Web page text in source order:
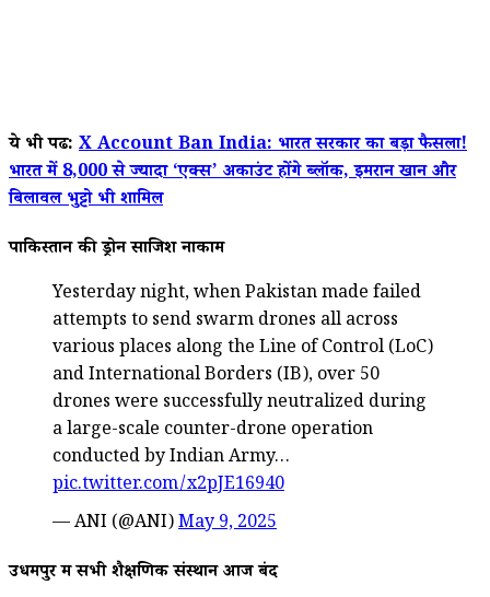
ये भी पढें: X Account Ban India: भारत सरकार का बड़ा फैसला!
भारत में 8,000 से ज्यादा ‘एक्स’ अकाउंट होंगे ब्लॉक, इमरान खान और
बिलावल भुट्टो भी शामिल
पाकिस्तान की ड्रोन साजिश नाकाम
Yesterday night, when Pakistan made failed
attempts to send swarm drones all across
various places along the Line of Control (LoC)
and International Borders (IB), over 50
drones were successfully neutralized during
a large-scale counter-drone operation
conducted by Indian Army…
pic.twitter.com/x2pJE16940
— ANI (@ANI)May 9, 2025
उधमपुर में सभी शैक्षणिक संस्थान आज बंद